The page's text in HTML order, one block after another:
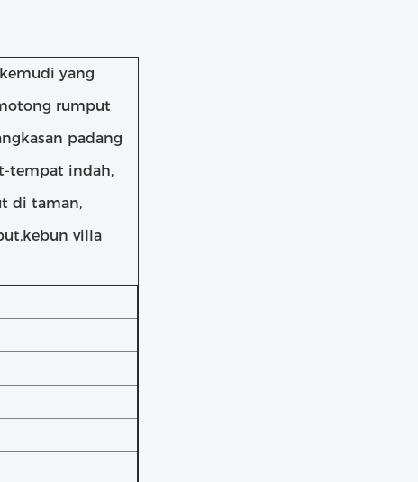
yang
rumput
padang
tempat indah,
di taman,
villa